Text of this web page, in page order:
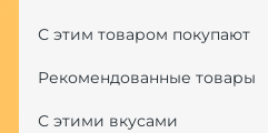
С этим товаром покупают
Рекомендованные товары
С этими вкусами